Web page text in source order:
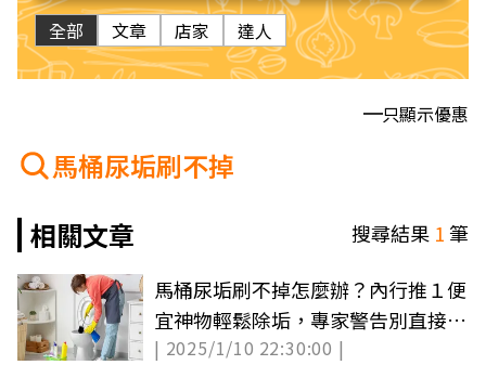
全部 文章 店家 達人
只顯示優惠
馬桶尿垢刷不掉
相關文章
搜尋結果 1筆
馬桶尿垢刷不掉怎麼辦？內行推１便
宜神物輕鬆除垢，專家警告別直接倒
漂白水
| 2025/1/10 22:30:00 |